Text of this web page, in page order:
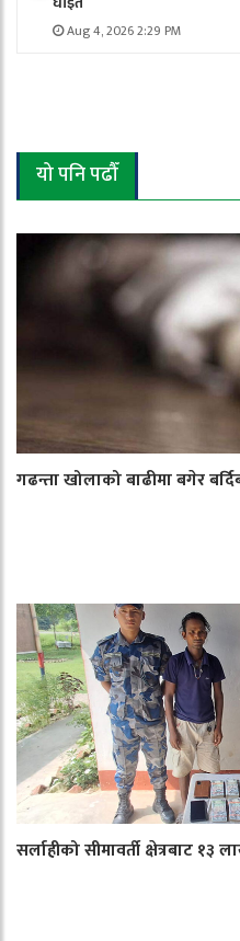
Aug 4, 2026 2:29 PM
यो पनि पढौँ
गढन्ता खोलाको बाढीमा बगेर
सर्लाहीको सीमावर्ती क्षेत्रबाट